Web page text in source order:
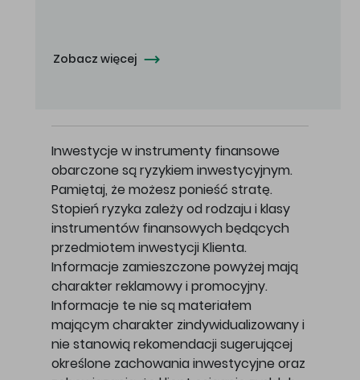
Zobacz więcej
Inwestycje w instrumenty finansowe
obarczone są ryzykiem inwestycyjnym.
Pamiętaj, że możesz ponieść stratę.
Stopień ryzyka zależy od rodzaju i klasy
instrumentów finansowych będących
przedmiotem inwestycji Klienta.
Informacje zamieszczone powyżej mają
charakter reklamowy i promocyjny.
Informacje te nie są materiałem
mającym charakter zindywidualizowany i
nie stanowią rekomendacji sugerującej
określone zachowania inwestycyjne oraz